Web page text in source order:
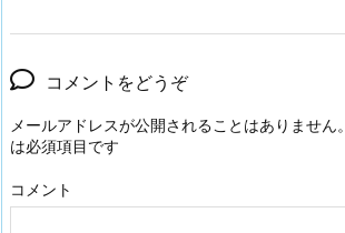
コメントをどうぞ
メールアドレスが公開されることはありません。
は必須項目です
コメント